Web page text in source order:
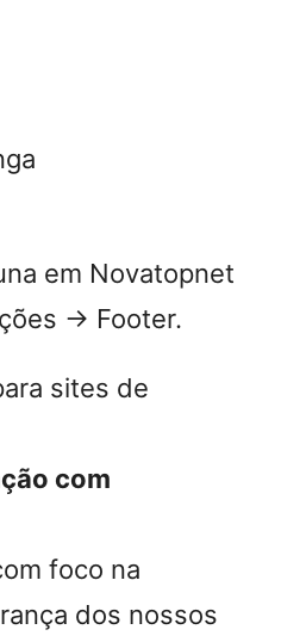
em Novatopnet
→ Footer.
sites de
com
foco na
dos nossos